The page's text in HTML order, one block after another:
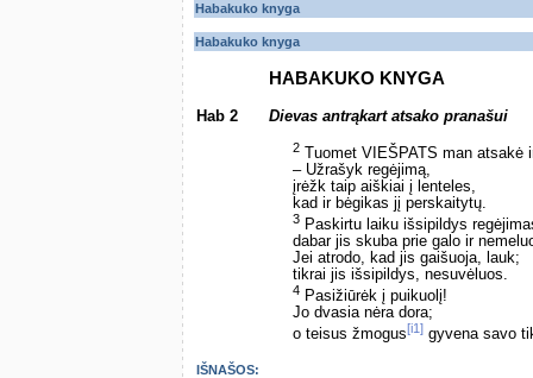
Habakuko knyga
Habakuko knyga
HABAKUKO KNYGA
Hab 2 Dievas antrąkart atsako pranašui
2 Tuomet VIEŠPATS man atsakė
– Užrašyk regėjimą,
įrėžk taip aiškiai į lenteles,
kad ir bėgikas jį perskaitytų.
3 Paskirtu laiku išsipildys
dabar jis skuba prie galo ir
Jei atrodo, kad jis gaišuoja, lauk;
tikrai jis išsipildys, nesuvėluos.
4 Pasižiūrėk į puikuolį!
Jo dvasia nėra dora;
o teisus žmogus[i1] gyvena savo
IŠNAŠOS: